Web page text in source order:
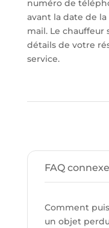
numéro de
avant la date de
mail. Le
détails de votre
service.
FAQ connexe
Comment
un objet